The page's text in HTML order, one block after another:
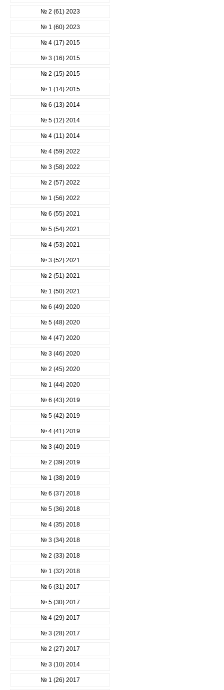
№ 2 (61) 2023
№ 1 (60) 2023
№ 4 (17) 2015
№ 3 (16) 2015
№ 2 (15) 2015
№ 1 (14) 2015
№ 6 (13) 2014
№ 5 (12) 2014
№ 4 (11) 2014
№ 4 (59) 2022
№ 3 (58) 2022
№ 2 (57) 2022
№ 1 (56) 2022
№ 6 (55) 2021
№ 5 (54) 2021
№ 4 (53) 2021
№ 3 (52) 2021
№ 2 (51) 2021
№ 1 (50) 2021
№ 6 (49) 2020
№ 5 (48) 2020
№ 4 (47) 2020
№ 3 (46) 2020
№ 2 (45) 2020
№ 1 (44) 2020
№ 6 (43) 2019
№ 5 (42) 2019
№ 4 (41) 2019
№ 3 (40) 2019
№ 2 (39) 2019
№ 1 (38) 2019
№ 6 (37) 2018
№ 5 (36) 2018
№ 4 (35) 2018
№ 3 (34) 2018
№ 2 (33) 2018
№ 1 (32) 2018
№ 6 (31) 2017
№ 5 (30) 2017
№ 4 (29) 2017
№ 3 (28) 2017
№ 2 (27) 2017
№ 3 (10) 2014
№ 1 (26) 2017